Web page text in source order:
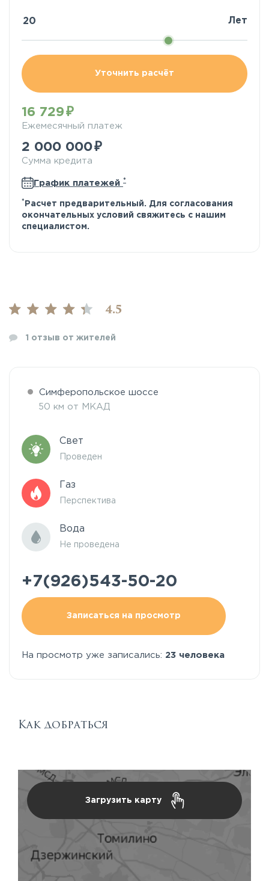
4.5
1 отзыв от жителей
Лет
Уточнить расчёт
16 729
Ежемесячный платеж
2 000 000
Сумма кредита
График платежей *
* Расчет предварительный. Для согласования
окончательных условий свяжитесь с нашим
специалистом.
Симферопольское шоссе
50 км от МКАД
Свет
Проведен
Газ
Перспектива
Вода
Не проведена
+7(926)543-50-20
Записаться на просмотр
На просмотр уже записались: 23 человека
Как добраться
Загрузить карту